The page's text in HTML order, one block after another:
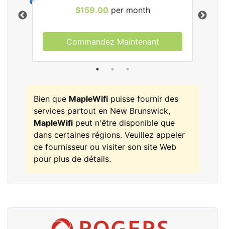
$159.00 per month
Commandez Maintenant
Bien que MapleWifi puisse fournir des
services partout en New Brunswick,
MapleWifi peut n'être disponible que
dans certaines régions. Veuillez appeler
ce fournisseur ou visiter son site Web
pour plus de détails.